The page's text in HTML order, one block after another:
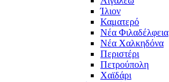
Ίλιον
Καματερό
Νέα Φιλαδέλφεια
Νέα Χαλκηδόνα
Περιστέρι
Πετρούπολη
Χαϊδάρι